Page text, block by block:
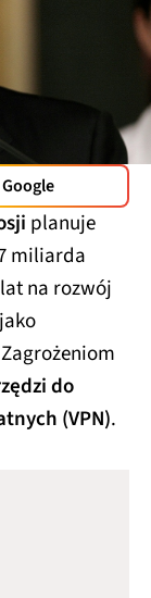
planuje
miliarda
na rozwój
do
(VPN).